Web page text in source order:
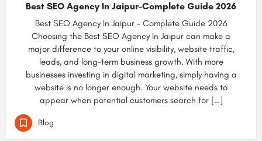
Best SEO Agency In Jaipur–Complete Guide 2026
Best SEO Agency In Jaipur – Complete Guide 2026
Choosing the Best SEO Agency In Jaipur can make a
major difference to your online visibility, website traffic,
leads, and long-term business growth. With more
businesses investing in digital marketing, simply having a
website is no longer enough. Your website needs to
appear when potential customers search for […]
Blog